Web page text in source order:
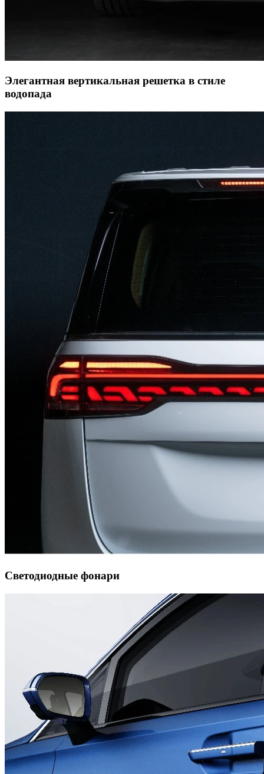
Элегантная вертикальная решетка в стиле
водопада
Светодиодные фонари